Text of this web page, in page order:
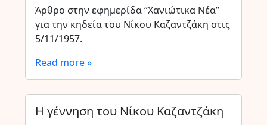
Άρθρο στην εφημερίδα “Χανιώτικα Νέα”
για την κηδεία του Νίκου Καζαντζάκη στις
5/11/1957.
Read more »
Η γέννηση του Νίκου Καζαντζάκη